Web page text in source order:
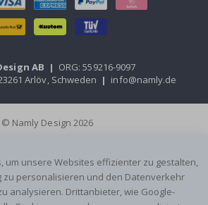
AB | ORG: 559216-9097
Arlöv, Schweden | info@namly.de
© Namly Design 2026
um unsere Websites effizienter zu gestalten,
personalisieren und den Datenverkehr
analysieren. Drittanbieter, wie Google-